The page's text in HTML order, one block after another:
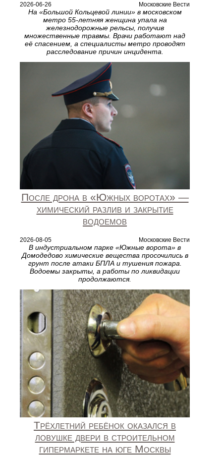
2026-06-26 Московские Вести
На «Большой Кольцевой линии» в московском
метро 55‑летняя женщина упала на
железнодорожные рельсы, получив
множественные травмы. Врачи работают над
её спасением, а специалисты метро проводят
расследование причин инцидента.
После дрона в «Южных воротах» —
химический разлив и закрытие
водоемов
2026-08-05 Московские Вести
В индустриальном парке «Южные ворота» в
Домодедово химические вещества просочились в
грунт после атаки БПЛА и тушения пожара.
Водоемы закрыты, а работы по ликвидации
продолжаются.
Трёхлетний ребёнок оказался в
ловушке двери в строительном
гипермаркете на юге Москвы